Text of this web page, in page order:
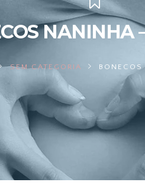
NANINHA
SEM CATEGORIA